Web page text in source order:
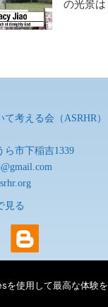
の光景
考える会（ASRHR）
ら市下稲吉1339
見る
を使用して最高な体験